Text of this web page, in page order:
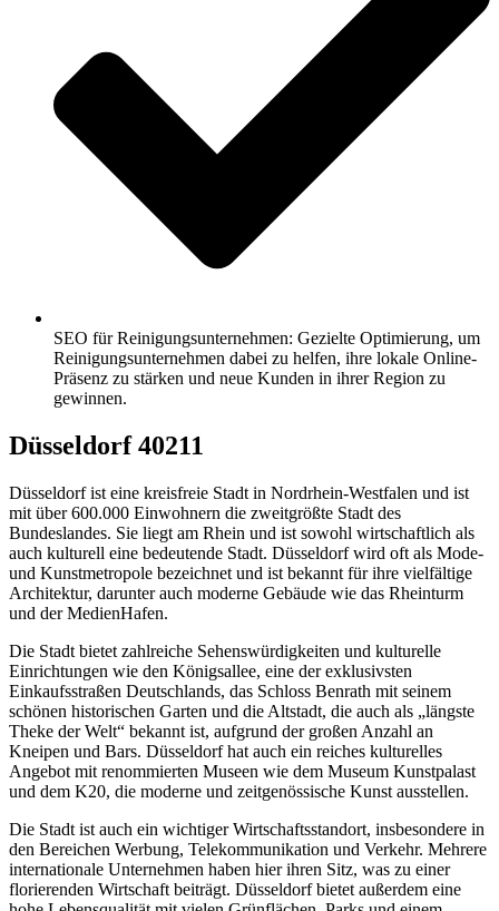
SEO für Reinigungsunternehmen: Gezielte Optimierung, um
Reinigungsunternehmen dabei zu helfen, ihre lokale Online-
Präsenz zu stärken und neue Kunden in ihrer Region zu
gewinnen.
Düsseldorf 40211
Düsseldorf ist eine kreisfreie Stadt in Nordrhein-Westfalen und ist
mit über 600.000 Einwohnern die zweitgrößte Stadt des
Bundeslandes. Sie liegt am Rhein und ist sowohl wirtschaftlich als
auch kulturell eine bedeutende Stadt. Düsseldorf wird oft als Mode-
und Kunstmetropole bezeichnet und ist bekannt für ihre vielfältige
Architektur, darunter auch moderne Gebäude wie das Rheinturm
und der MedienHafen.
Die Stadt bietet zahlreiche Sehenswürdigkeiten und kulturelle
Einrichtungen wie den Königsallee, eine der exklusivsten
Einkaufsstraßen Deutschlands, das Schloss Benrath mit seinem
schönen historischen Garten und die Altstadt, die auch als „längste
Theke der Welt“ bekannt ist, aufgrund der großen Anzahl an
Kneipen und Bars. Düsseldorf hat auch ein reiches kulturelles
Angebot mit renommierten Museen wie dem Museum Kunstpalast
und dem K20, die moderne und zeitgenössische Kunst ausstellen.
Die Stadt ist auch ein wichtiger Wirtschaftsstandort, insbesondere in
den Bereichen Werbung, Telekommunikation und Verkehr. Mehrere
internationale Unternehmen haben hier ihren Sitz, was zu einer
florierenden Wirtschaft beiträgt. Düsseldorf bietet außerdem eine